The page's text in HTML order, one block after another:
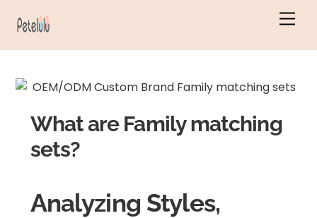
What are Family matching
sets?
Analyzing Styles,